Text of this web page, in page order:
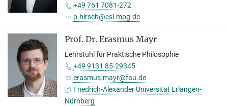
+49 761 7081-272
p.hirsch@csl.mpg.de
Prof. Dr. Erasmus Mayr
Lehrstuhl für Praktische Philosophie
+49 9131 85-29345
erasmus.mayr@fau.de
Friedrich-Alexander Universität Erlangen-
Nürnberg